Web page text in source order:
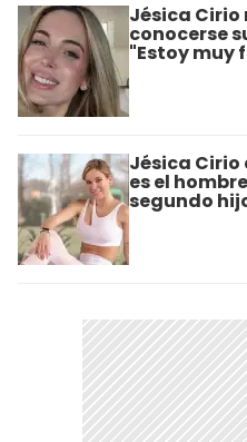
Jésica
conocerse
"Estoy muy
Jésica
es el
segundo